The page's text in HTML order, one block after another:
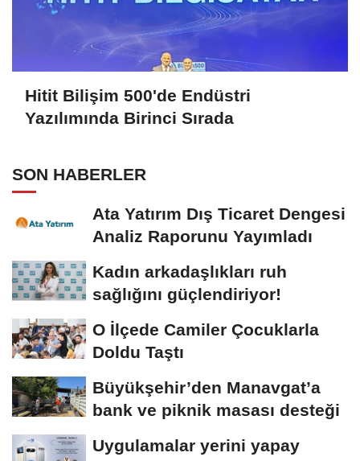
Hitit Bilişim 500'de Endüstri
Yazılımında Birinci Sırada
SON HABERLER
Ata Yatırım Dış Ticaret Dengesi
Analiz Raporunu Yayımladı
Kadın arkadaşlıkları ruh
sağlığını güçlendiriyor!
O İlçede Camiler Çocuklarla
Doldu Taştı
Büyükşehir’den Manavgat’a
bank ve piknik masası desteği
Uygulamalar yerini yapay